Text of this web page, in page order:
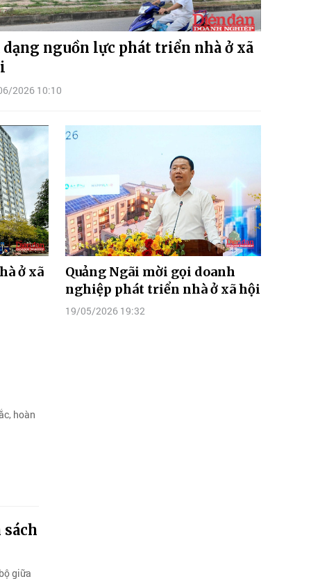
dạng nguồn lực phát triển nhà ở xã
2026 10:10
ở xã
Quảng Ngãi mời gọi doanh
nghiệp phát triển nhà ở xã hội
19/05/2026 19:32
hoàn
giữa